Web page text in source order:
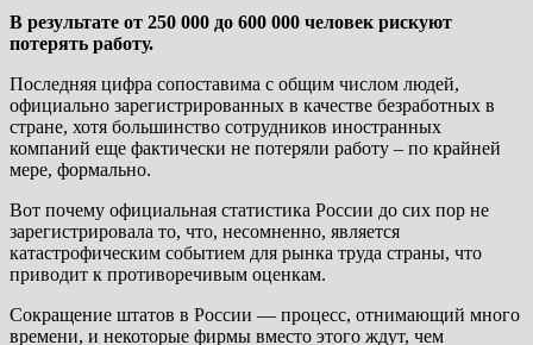
В результате от 250 000 до 600 000 человек рискуют
потерять работу.
Последняя цифра сопоставима с общим числом людей,
официально зарегистрированных в качестве безработных в
стране, хотя большинство сотрудников иностранных
компаний еще фактически не потеряли работу – по крайней
мере, формально.
Вот почему официальная статистика России до сих пор не
зарегистрировала то, что, несомненно, является
катастрофическим событием для рынка труда страны, что
приводит к противоречивым оценкам.
Сокращение штатов в России — процесс, отнимающий много
времени, и некоторые фирмы вместо этого ждут, чем